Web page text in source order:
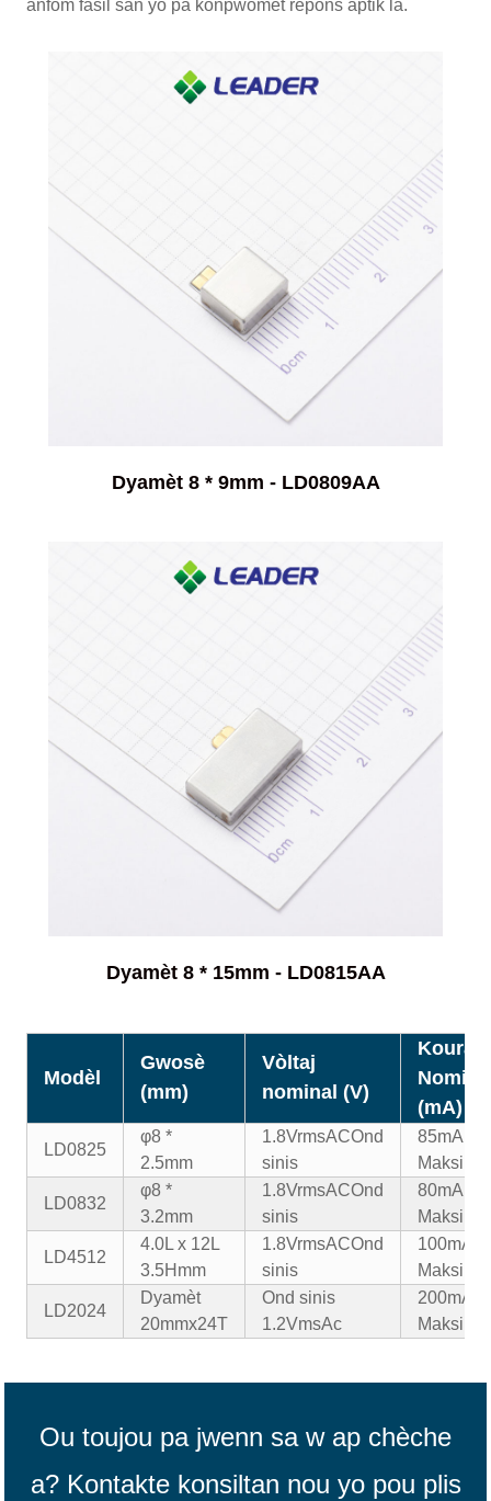
anfòm fasil san yo pa konpwomèt repons aptik la.
Dyamèt 8 * 9mm - LD0809AA
Dyamèt 8 * 15mm - LD0815AA
Modèl
Gwosè
(mm)
Vòltaj
nominal (V)
Kouran
(mA)
LD0825
φ8 *
2.5mm
1.8VrmsACOnd
sinis
85mA
LD0832
φ8 *
3.2mm
1.8VrmsACOnd
sinis
80mA
LD4512
4.0L x 12L
3.5Hmm
1.8VrmsACOnd
sinis
100mA
LD2024
Dyamèt
20mmx24T
Ond sinis
1.2VmsAc
200mA
Ou toujou pa jwenn sa w ap chèche
a? Kontakte konsiltan nou yo pou plis